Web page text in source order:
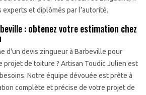
et diplômés par l’autorité.
: obtenez votre estimation chez
d'un devis zingueur à Barbeville pour
projet de toiture ? Artisan Toudic Julien est
Notre équipe dévouée est prête à
complète et précise de votre projet de